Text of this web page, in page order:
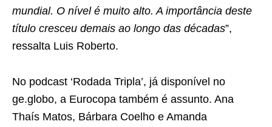
mundial. O nível é muito alto. A importância deste
título cresceu demais ao longo das décadas”,
ressalta Luis Roberto.
No podcast ‘Rodada Tripla’, já disponível no
ge.globo, a Eurocopa também é assunto. Ana
Thaís Matos, Bárbara Coelho e Amanda